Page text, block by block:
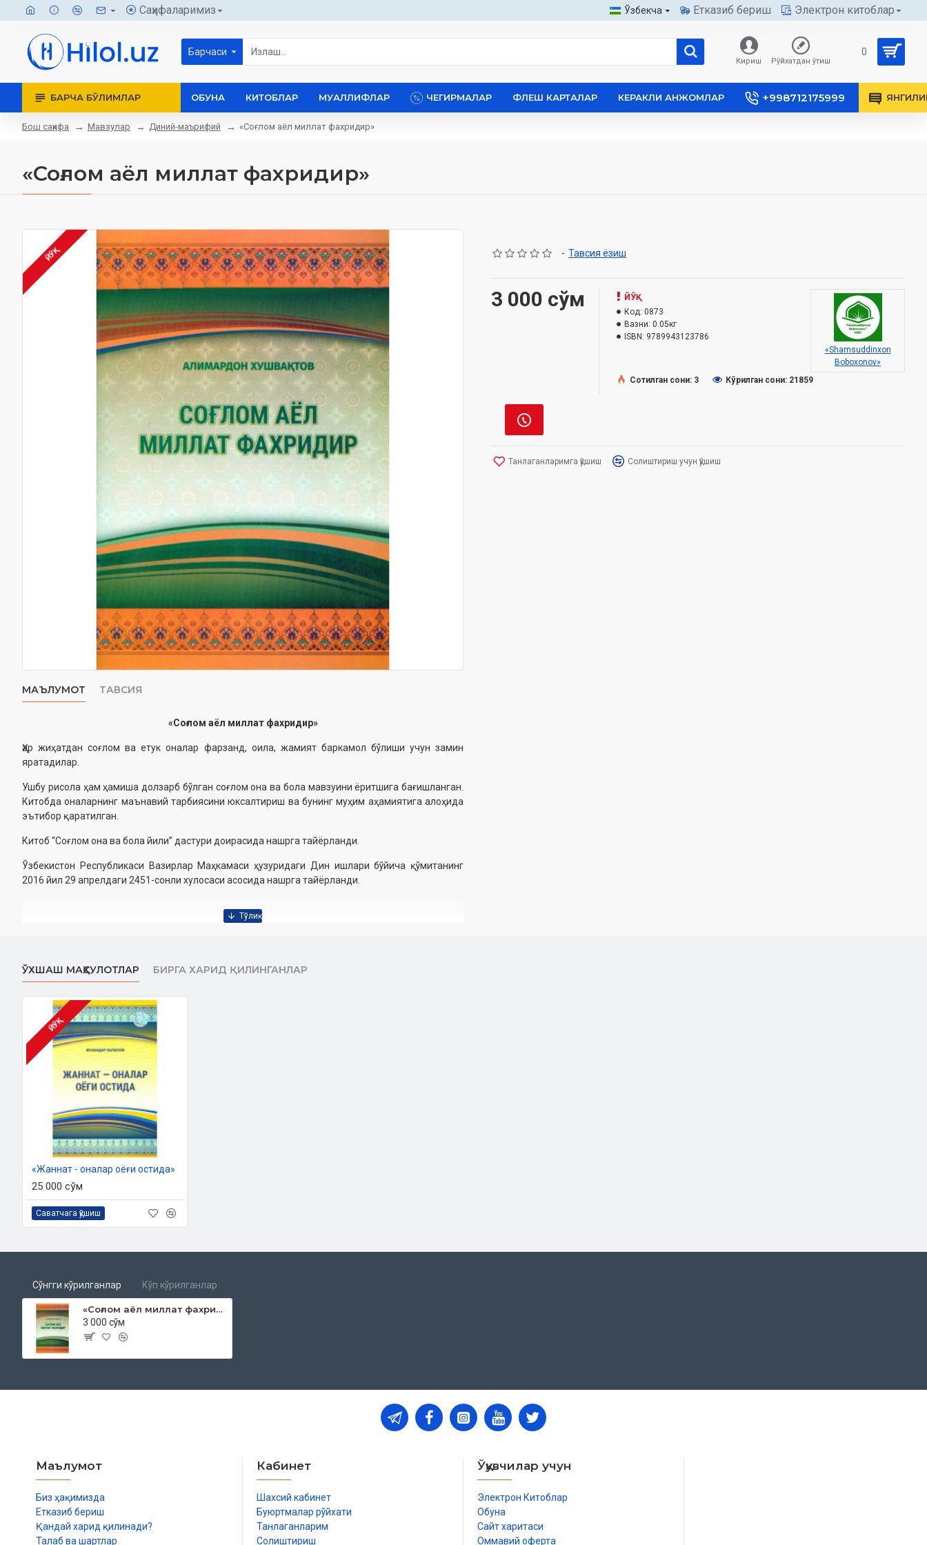
Саҳифаларимиз Ўзбекча Етказиб бериш Электрон китоблар
Барчаси
Кириш Рўйхатдан ўтиш
0
БАРЧА БЎЛИМЛАР ОБУНА КИТОБЛАР МУАЛЛИФЛАР ЧЕГИРМАЛАР ФЛЕШ КАРТАЛАР КЕРАКЛИ АНЖОМЛАР +998712175999
Бош саҳифа Мавзулар Диний-маърифий «Соғлом аёл миллат фахридир»
«Соғлом аёл миллат фахридир»
ЙЎҚ
МАЪЛУМОТ ТАВСИЯ
«Соғлом аёл миллат фахридир»
Ҳар жиҳатдан соғлом ва етук оналар фарзанд, оила, жамият баркамол бўлиши учун замин
яратадилар.
Ушбу рисола ҳам ҳамиша долзарб бўлган соғлом она ва бола мавзуини ёритшига бағишланган.
Китобда оналарнинг маънавий тарбиясини юксалтириш ва бунинг муҳим аҳамиятига алоҳида
эътибор қаратилган.
Китоб “Соғлом она ва бола йили” дастури доирасида нашрга тайёрланди.
Ўзбекистон Республикаси Вазирлар Маҳкамаси ҳузуридаги Дин ишлари бўйича қўмитанинг
2016 йил 29 апрелдаги 2451-сонли хулосаси асосида нашрга тайёрланди.
Нашриёт:«Movarounnahr» нашриёти
2016 йил
Ўлчами:84x108 1/32
Ҳажми:32 бет
978-9943-12-378-6
Юмшоқ
- Тавсия ёзиш
3 000 сўм
ЙЎҚ
Код: 0873
Вазни: 0.05кг
ISBN: 9789943123786
«Shamsuddinxon
Boboxonov»
Сотилган сони: 3
Кўрилган сони: 21859
Танлаганларимга қўшиш Солиштириш учун қўшиш
ЎХШАШ МАҲСУЛОТЛАР БИРГА ХАРИД ҚИЛИНГАНЛАР
ЙЎҚ
«Жаннат - оналар оёғи остида»
25 000 сўм
Саватчага қўшиш
Сўнгги кўрилганлар Кўп кўрилганлар
«Соғлом аёл миллат фахридир»
3 000 сўм
Маълумот
Биз ҳақимизда
Етказиб бериш
Қандай харид қилинади?
Талаб ва шартлар
Кабинет
Шахсий кабинет
Буюртмалар рўйхати
Танлаганларим
Солиштириш
Ўқувчилар учун
Электрон Китоблар
Обуна
Сайт харитаси
Оммавий оферта